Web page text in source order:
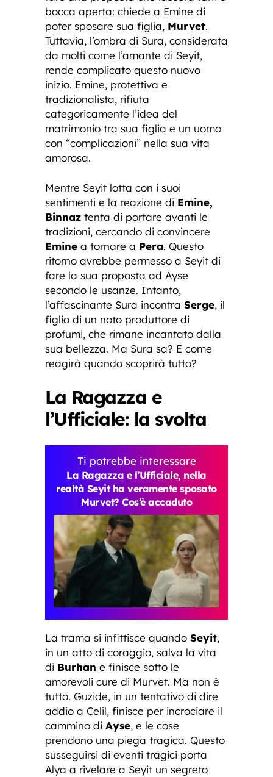
bocca aperta: chiede a Emine di
poter sposare sua figlia, Murvet.
Tuttavia, l’ombra di Sura, considerata
da molti come l’amante di Seyit,
rende complicato questo nuovo
inizio. Emine, protettiva e
tradizionalista, rifiuta
categoricamente l’idea del
matrimonio tra sua figlia e un uomo
con “complicazioni” nella sua vita
amorosa.
Mentre Seyit lotta con i suoi
sentimenti e la reazione di Emine,
Binnaz tenta di portare avanti le
tradizioni, cercando di convincere
Emine a tornare a Pera. Questo
ritorno avrebbe permesso a Seyit di
fare la sua proposta ad Ayse
secondo le usanze. Intanto,
l’affascinante Sura incontra Serge, il
figlio di un noto produttore di
profumi, che rimane incantato dalla
sua bellezza. Ma Sura sa? E come
reagirà quando scoprirà tutto?
La Ragazza e
l’Ufficiale: la svolta
Ti potrebbe interessare
La Ragazza e l’Ufficiale, nella
realtà Seyit ha veramente sposato
Murvet? Cos’è accaduto
La trama si infittisce quando Seyit,
in un atto di coraggio, salva la vita
di Burhan e finisce sotto le
amorevoli cure di Murvet. Ma non è
tutto. Guzide, in un tentativo di dire
addio a Celil, finisce per incrociare il
cammino di Ayse, e le cose
prendono una piega tragica. Questo
susseguirsi di eventi tragici porta
Alya a rivelare a Seyit un segreto